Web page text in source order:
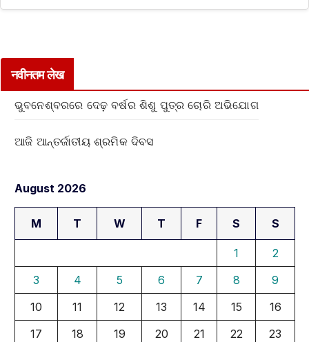
नवीनतम लेख
ଭୁବନେଶ୍ବରରେ ଦେଢ଼ ବର୍ଷର ଶିଶୁ ପୁତ୍ର ଚୋରି ଅଭିଯୋଗ
ଆଜି ଆନ୍ତର୍ଜାତୀୟ ଶ୍ରମିକ ଦିବସ
August 2026
M T W T F S S
1
2
3
4 5 6 7 8
9
10
11 12 13 14 15
16
17
18 19 20 21 22
23